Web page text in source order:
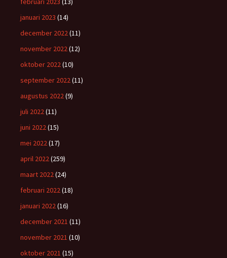
januari 2023 (14)
december 2022(11)
november 2022(12)
oktober 2022(10)
september 2022(11)
augustus 2022(9)
juli 2022(11)
juni 2022(15)
mei 2022(17)
april 2022(259)
maart 2022(24)
februari 2022(18)
januari 2022(16)
december 2021 (11)
november 2021 (10)
oktober 2021 (15)